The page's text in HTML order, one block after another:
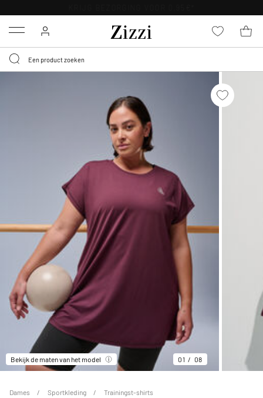
Menu
Bekijk de maten van het model 01 08
Dames Sportkleding Trainingst-shirts